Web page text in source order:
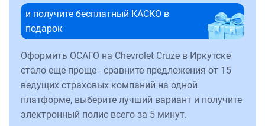
и получите бесплатный КАСКО в
подарок
Оформить ОСАГО на Chevrolet Cruze в Иркутске
стало еще проще - сравните предложения от 15
ведущих страховых компаний на одной
платформе, выберите лучший вариант и получите
электронный полис всего за 5 минут.